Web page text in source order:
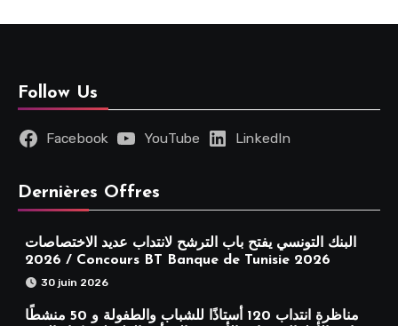
Follow Us
Facebook YouTube LinkedIn
Dernières Offres
البنك التونسي يفتح باب الترشح لانتداب عديد الاختصاصات
2026 / Concours BT Banque de Tunisie 2026
30 juin 2026
مناظرة انتداب 120 أستاذًا للشباب والطفولة و 50 منشطًا